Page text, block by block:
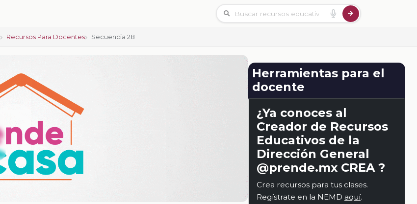
Recursos Para Docentes Secuencia 28
Herramientas para el
docente
¿Ya conoces al
Creador de Recursos
Educativos de la
Dirección General
@prende.mx CREA ?
Crea recursos para tus clases.
Regístrate en la NEMD aquí.